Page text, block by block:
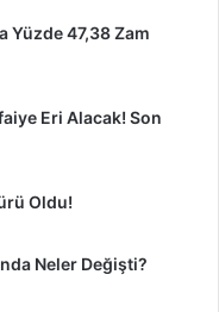
Yüzde 47,38 Zam
Eri Alacak! Son
Oldu!
Neler Değişti?